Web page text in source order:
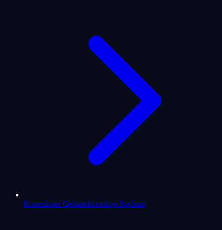
Kostenloser Geburtshoroskop-Rechner